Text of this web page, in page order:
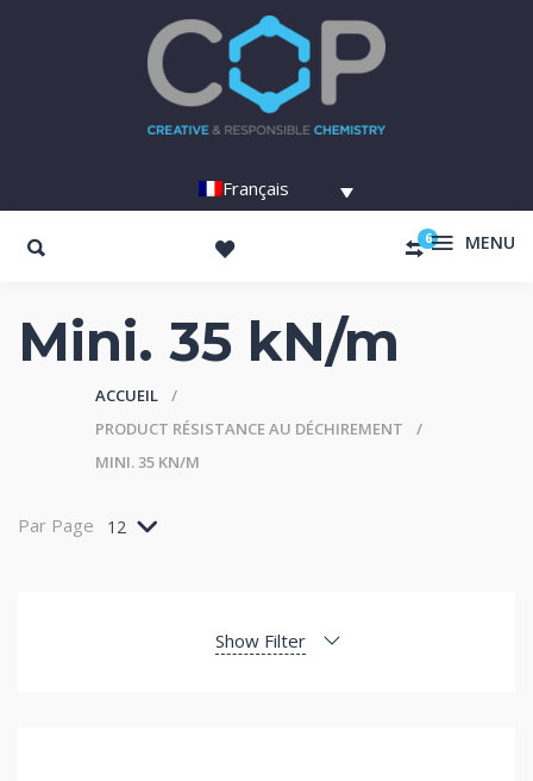
Français
6 MENU
Mini. 35 kN/m
ACCUEIL
PRODUCT RÉSISTANCE AU DÉCHIREMENT
MINI. 35 KN/M
Par Page 12
Show Filter